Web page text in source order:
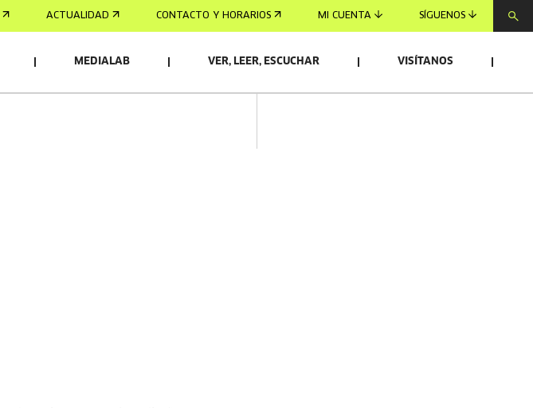
ACTUALIDAD CONTACTO Y HORARIOS MI CUENTA SÍGUENOS
MEDIALAB VER, LEER, ESCUCHAR VISÍTANOS